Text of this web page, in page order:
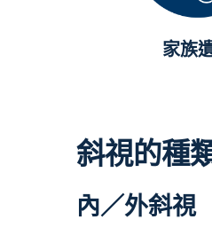
家族
斜視的種
內／外斜視